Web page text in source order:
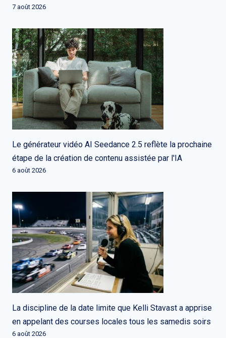
7 août 2026
Le générateur vidéo AI Seedance 2.5 reflète la prochaine
étape de la création de contenu assistée par l'IA
6 août 2026
La discipline de la date limite que Kelli Stavast a apprise
en appelant des courses locales tous les samedis soirs
6 août 2026